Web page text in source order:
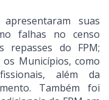
suas
falhas no censo
repasses do FPM;
Municípios, como
além da
Também foi